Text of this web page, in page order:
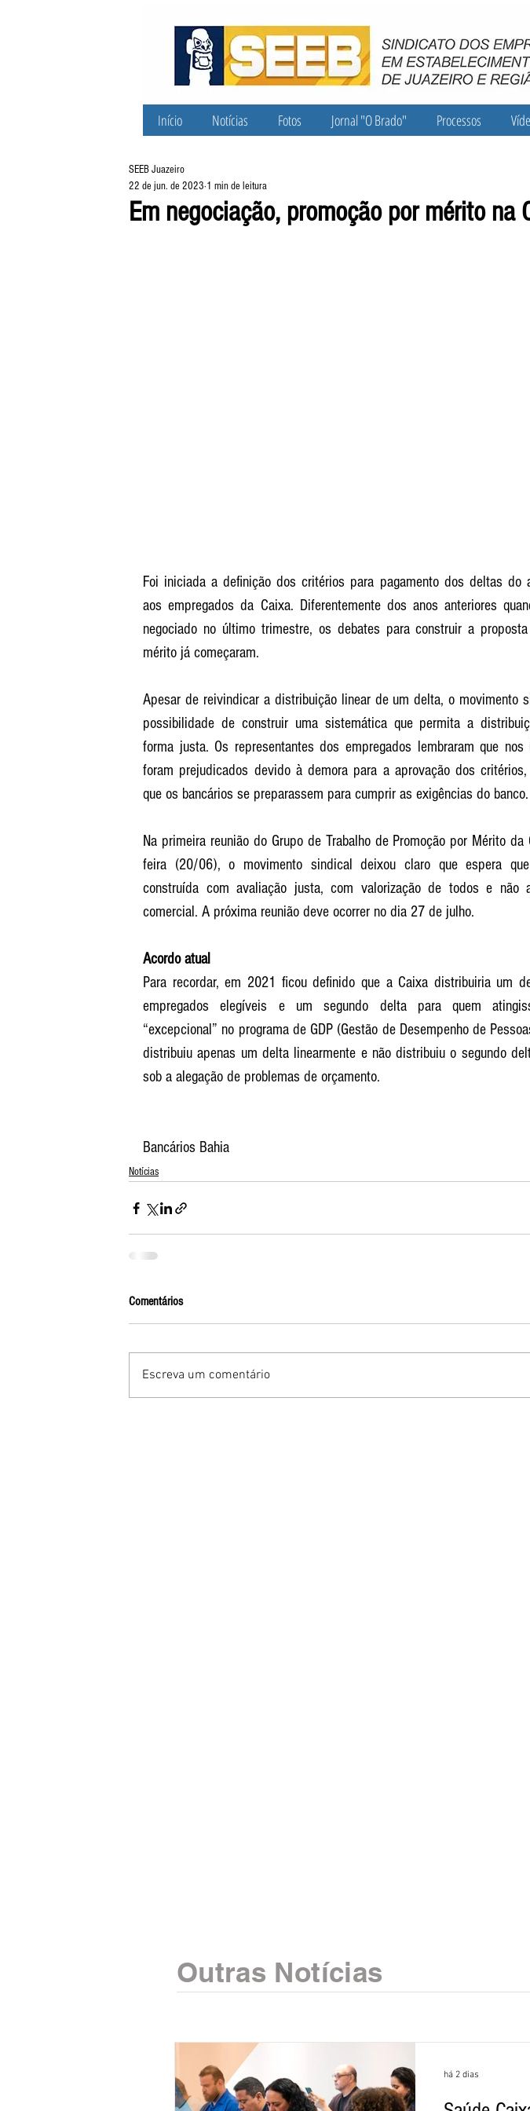
Início Notícias Fotos Jornal "O Brado" Processos
Em negociação, promoção por mérito na
SEEB Juazeiro
22 de jun. de 2023 1 min de leitura
Foi iniciada a definição dos critérios para pagamento dos deltas do
aos empregados da Caixa. Diferentemente dos anos anteriores
negociado no último trimestre, os debates para construir a
mérito já começaram.
Apesar de reivindicar a distribuição linear de um delta, o movimento
possibilidade de construir uma sistemática que permita a
forma justa. Os representantes dos empregados lembraram que
foram prejudicados devido à demora para a aprovação dos
que os bancários se preparassem para cumprir as exigências do banco.
Na primeira reunião do Grupo de Trabalho de Promoção por Mérito da
feira (20/06), o movimento sindical deixou claro que espera
construída com avaliação justa, com valorização de todos e não
comercial. A próxima reunião deve ocorrer no dia 27 de julho.
Acordo atual
Para recordar, em 2021 ficou definido que a Caixa distribuiria um
empregados elegíveis e um segundo delta para quem
“excepcional” no programa de GDP (Gestão de Desempenho de
distribuiu apenas um delta linearmente e não distribuiu o segundo
sob a alegação de problemas de orçamento.
Bancários Bahia
Notícias
Comentários
Escreva um comentário
Outras Notícias
há 2 dias